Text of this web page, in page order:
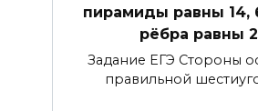
пирамиды равны 14,
рёбра равны
Задание ЕГЭ Стороны
правильной